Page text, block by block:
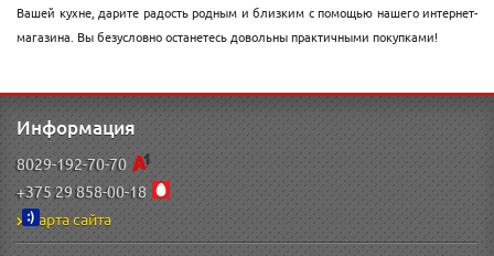
Вашей кухне, дарите радость родным и близким с помощью нашего интернет-
магазина. Вы безусловно останетесь довольны практичными покупками!
Информация
8029-192-70-70
+375 29 858-00-18
Карта сайта